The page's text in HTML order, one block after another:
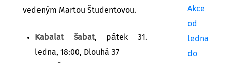
vedeným Martou Študentovou.
Kabalat šabat, pátek 31.
ledna, 18:00, Dlouhá 37
Akce
od
ledna
do